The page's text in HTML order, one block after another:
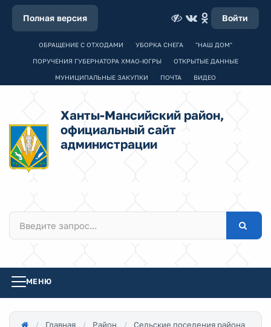
Полная версия Войти
ОБРАЩЕНИЕ С ОТХОДАМИ УБОРКА СНЕГА "НАШ ДОМ"
ПОРУЧЕНИЯ ГУБЕРНАТОРА ХМАО-ЮГРЫ ОТКРЫТЫЕ ДАННЫЕ
МУНИЦИПАЛЬНЫЕ ЗАКУПКИ ПОЧТА ВИДЕО
Ханты-Мансийский район,
официальный сайт
администрации
МЕНЮ
Главная Район
Сельские поселения района